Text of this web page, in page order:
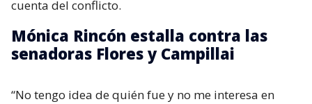
cuenta del conflicto.
Mónica Rincón estalla contra las
senadoras Flores y Campillai
“No tengo idea de quién fue y no me interesa en